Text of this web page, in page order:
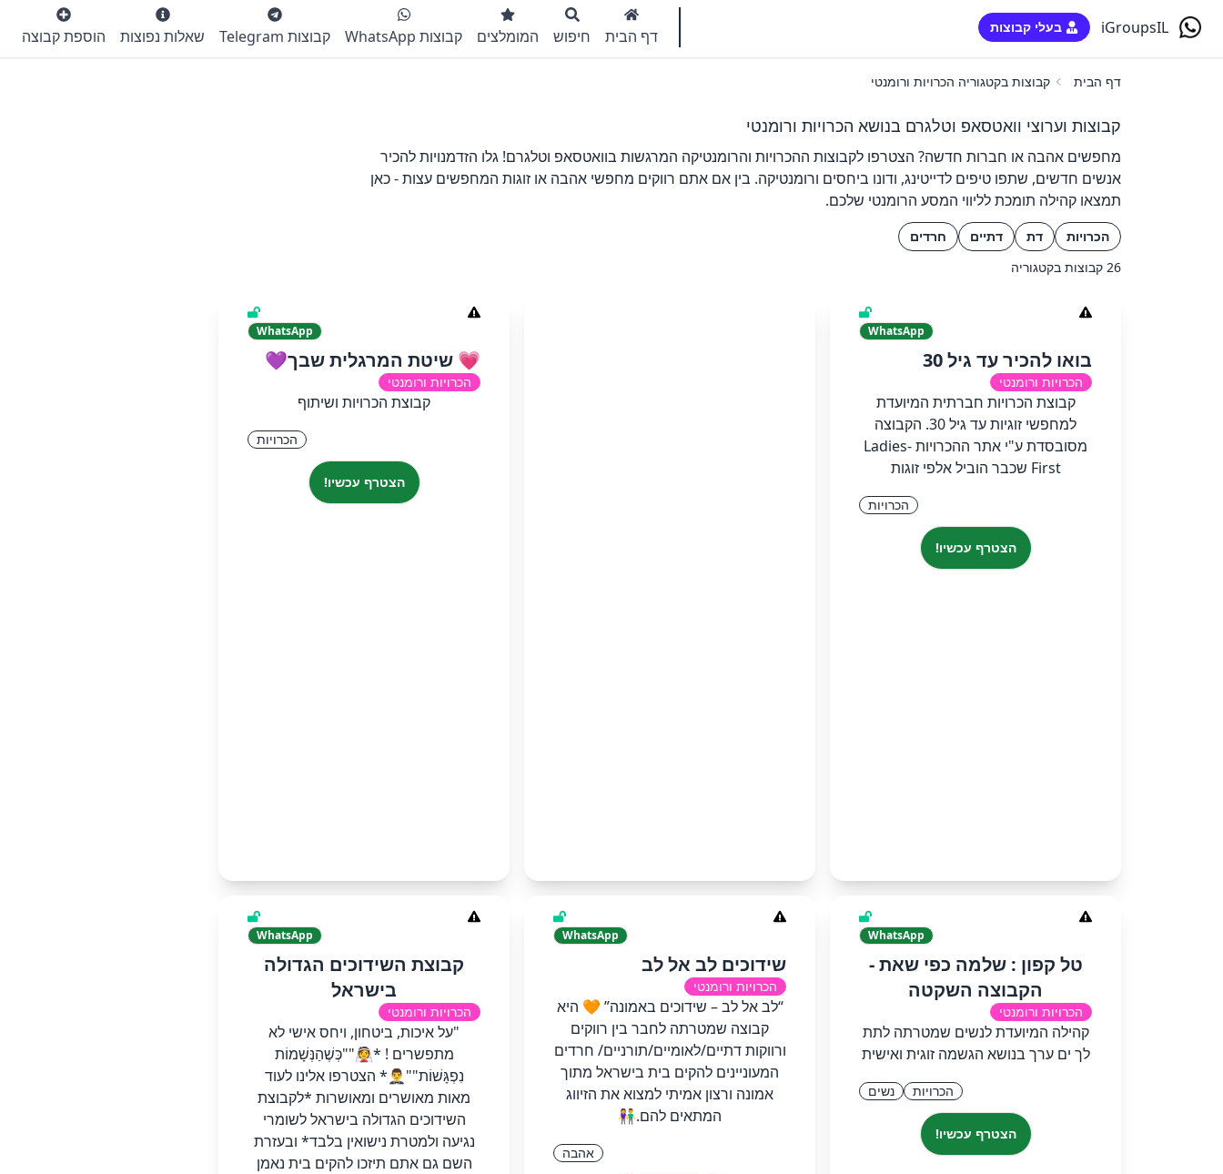
iGroupsIL בעלי קבוצות דף הבית חיפוש המומלצים קבוצות WhatsApp קבוצות Telegram שאלות נפוצות הוספת קבוצה
דף הבית קבוצות בקטגוריה הכרויות ורומנטי
קבוצות וערוצי וואטסאפ וטלגרם בנושא הכרויות ורומנטי
מחפשים אהבה או חברות חדשה? הצטרפו לקבוצות ההכרויות והרומנטיקה המרגשות בוואטסאפ וטלגרם! גלו הזדמנויות להכיר
אנשים חדשים, שתפו טיפים לדייטינג, ודונו ביחסים ורומנטיקה. בין אם אתם רווקים מחפשי אהבה או זוגות המחפשים עצות - כאן
תמצאו קהילה תומכת לליווי המסע הרומנטי שלכם.
הכרויות דת דתיים
חרדים
26 קבוצות בקטגוריה
WhatsApp
בואו להכיר עד גיל 30
הכרויות ורומנטי
קבוצת הכרויות חברתית המיועדת
למחפשי זוגיות עד גיל 30. הקבוצה
מסובסדת ע"י אתר ההכרויות Ladies-
First שכבר הוביל אלפי זוגות
הכרויות
הצטרף עכשיו!
WhatsApp
💗 שיטת המרגלית שבך💜
הכרויות ורומנטי
קבוצת הכרויות ושיתוף
הכרויות
הצטרף עכשיו!
WhatsApp
טל קפון : שלמה כפי שאת -
הקבוצה השקטה
הכרויות ורומנטי
קהילה המיועדת לנשים שמטרתה לתת
לך ים ערך בנושא הגשמה זוגית ואישית
הכרויות נשים
הצטרף עכשיו!
WhatsApp
שידוכים לב אל לב
הכרויות ורומנטי
“לב אל לב – שידוכים באמונה” 🧡 היא
קבוצה שמטרתה לחבר בין רווקים
ורווקות דתיים/לאומיים/תורניים/ חרדים
המעוניינים להקים בית בישראל מתוך
אמונה ורצון אמיתי למצוא את הזיווג
המתאים להם.👫
אהבה
WhatsApp
קבוצת השידוכים הגדולה
בישראל
הכרויות ורומנטי
"על איכות, ביטחון, ויחס אישי לא
מתפשרים ! *👰""כְּשֶׁהַנְּשָׁמוֹת
נִפְגָּשׁוֹת""🤵‍♂️* הצטרפו אלינו לעוד
מאות מאושרים ומאושרות *לקבוצת
השידוכים הגדולה בישראל לשומרי
נגיעה ולמטרת נישואין בלבד* ובעזרת
השם גם אתם תיזכו להקים בית נאמן